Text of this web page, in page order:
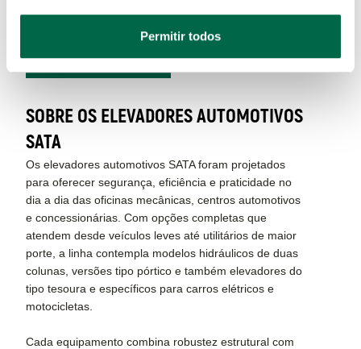
Permitir todos
SC355057R
SC355057R
SOBRE OS ELEVADORES AUTOMOTIVOS
SATA
Os elevadores automotivos SATA foram projetados
para oferecer segurança, eficiência e praticidade no
dia a dia das oficinas mecânicas, centros automotivos
e concessionárias. Com opções completas que
atendem desde veículos leves até utilitários de maior
porte, a linha contempla modelos hidráulicos de duas
colunas, versões tipo pórtico e também elevadores do
tipo tesoura e específicos para carros elétricos e
motocicletas.
Cada equipamento combina robustez estrutural com